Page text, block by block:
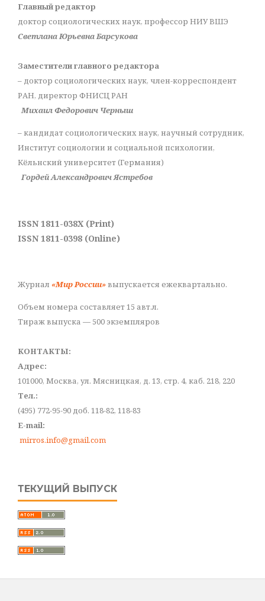
Главный редактор
доктор социологических наук, профессор НИУ ВШЭ
Светлана Юрьевна Барсукова
Заместители главного редактора
– доктор социологических наук, член-корреспондент
РАН, директор ФНИСЦ РАН
Михаил Федорович Черныш
– кандидат социологических наук, научный сотрудник,
Институт социологии и социальной психологии,
Кёльнский университет (Германия)
Гордей Александрович Ястребов
ISSN 1811-038X (Print)
ISSN 1811-0398 (Online)
Журнал «Мир России»выпускается ежеквартально.
Объем номера составляет 15 авт.л.
Тираж выпуска — 500 экземпляров
КОНТАКТЫ:
Адрес:
101000, Москва, ул. Мясницкая, д. 13, стр. 4, каб. 218, 220
Тел.:
(495) 772-95-90 доб. 118-82, 118-83
E-mail:
mirros.info@gmail.com
ТЕКУЩИЙ ВЫПУСК